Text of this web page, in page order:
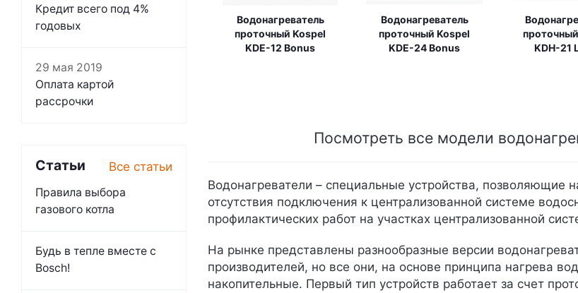
Водонагреватель
проточный Kospel
KDE-12 Bonus
Водонагреватель
проточный Kospel
KDE-24 Bonus
KDH-21
Посмотреть все модели
Водонагреватели – специальные устройства, позволяющие
отсутствия подключения к централизованной системе
профилактических работ на участках централизованной
На рынке представлены разнообразные версии
производителей, но все они, на основе принципа нагрева
накопительные. Первый тип устройств работает за счет
Кредит всего под 4%
годовых
29 мая 2019
Оплата картой
рассрочки
Статьи Все статьи
Правила выбора
газового котла
Будь в тепле вместе с
Bosch!